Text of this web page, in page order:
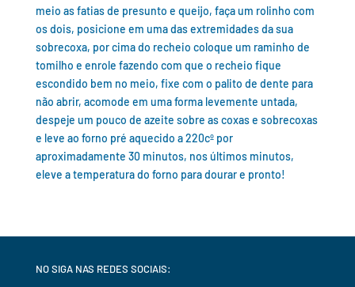
meio as fatias de presunto e queijo, faça um rolinho com
os dois, posicione em uma das extremidades da sua
sobrecoxa, por cima do recheio coloque um raminho de
tomilho e enrole fazendo com que o recheio fique
escondido bem no meio, fixe com o palito de dente para
não abrir, acomode em uma forma levemente untada,
despeje um pouco de azeite sobre as coxas e sobrecoxas
e leve ao forno pré aquecido a 220cº por
aproximadamente 30 minutos, nos últimos minutos,
eleve a temperatura do forno para dourar e pronto!
NO SIGA NAS REDES SOCIAIS: